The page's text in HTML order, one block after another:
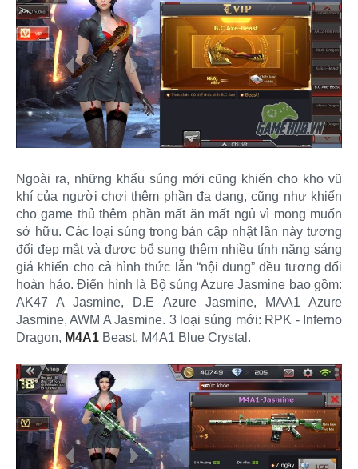
Ngoài ra, những khẩu súng mới cũng khiến cho kho vũ
khí của người chơi thêm phần đa dạng, cũng như khiến
cho game thủ thêm phần mất ăn mất ngủ vì mong muốn
sở hữu. Các loại súng trong bản cập nhật lần này tương
đối đẹp mắt và được bổ sung thêm nhiều tính năng sáng
giá khiến cho cả hình thức lẫn “nội dung” đều tương đối
hoàn hảo. Điển hình là Bộ súng Azure Jasmine bao gồm:
AK47 A Jasmine, D.E Azure Jasmine, MAA1 Azure
Jasmine, AWM A Jasmine. 3 loại súng mới: RPK - Inferno
Dragon, M4A1 Beast, M4A1 Blue Crystal.